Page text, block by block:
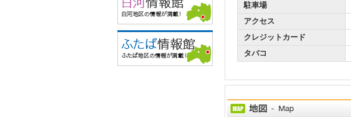
駐車場
アクセス
クレジットカード
タバコ